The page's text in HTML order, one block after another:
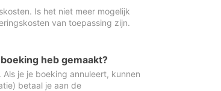
Is het niet meer mogelijk
van toepassing zijn.
heb gemaakt?
je je boeking annuleert, kunnen
betaal je aan de